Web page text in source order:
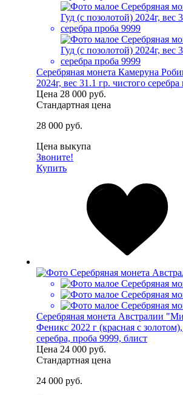
Серебряная монета Камеруна
2024г, вес 31.1 гр. чистого
Цена 28 000 руб.
Стандартная цена
28 000 руб.
Цена выкупа
Звоните!
Купить
Серебряная монета Австралии
Феникс 2022 г (красная с
серебра, проба 9999, блист
Цена 24 000 руб.
Стандартная цена
24 000 руб.